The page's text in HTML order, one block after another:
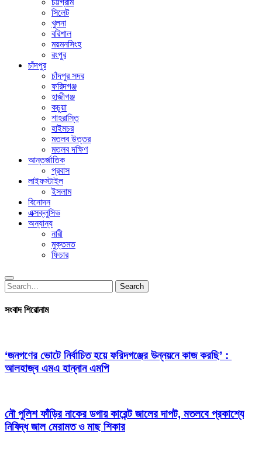
চট্টগ্রাম
সিলেট
খুলনা
বরিশাল
ময়মনসিংহ
রংপুর
চাঁদপুর
চাঁদপুর সদর
ফরিদগঞ্জ
হাজীগঞ্জ
কচুয়া
শাহরাস্তি
হাইমচর
মতলব উত্তর
মতলব দক্ষিণ
আন্তর্জাতিক
প্রবাস
লাইফস্টাইল
ইসলাম
বিনোদন
এক্সক্লুসিভ
অন্যান্য
নারী
মুক্তমত
ফিচার
Search
for:
Search
সংবাদ শিরোনাম
‘জনগণের ভোটে নির্বাচিত হয়ে ফরিদগঞ্জের উন্নয়নে কাজ করছি’ :
আলহাজ্ব এমএ হান্নান এমপি
নৌ পুলিশ ফাঁড়ির নাকের ডগায় কারেন্ট জালের দাপট, মতলবে প্রকাশ্যে
নিষিদ্ধ জাল মেরামত ও মাছ শিকার